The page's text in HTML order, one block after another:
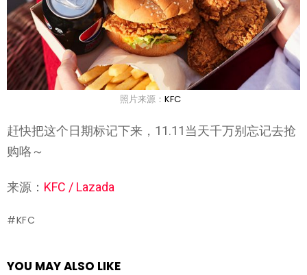
照片来源： KFC
赶快把这个日期标记下来，11.11当天千万别忘记去抢
购咯～
来源： KFC / Lazada
KFC
YOU MAY ALSO LIKE